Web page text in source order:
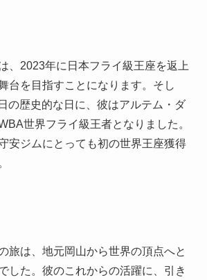
、2023年に日本フライ級王座を返上
台を目指すことになります。そし
の歴史的な日に、彼はアルテム・ダ
世界フライ級王者となりました。
安ジムにとっても初の世界王座獲得
旅は、地元岡山から世界の頂点へと
した。彼のこれからの活躍に、引き